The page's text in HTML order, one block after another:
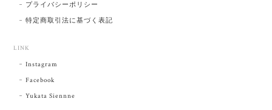
プライバシーポリシー
特定商取引法に基づく表記
LINK
Instagram
Facebook
Yukata Siennne